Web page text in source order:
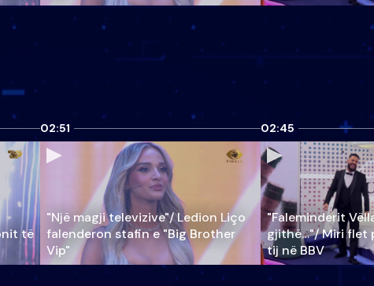
të
02:51
"Një magji televizive"/ Ledion Liço
falenderon stafin e "Big Brother
Vip"
02:45
"Faleminderit
gjithë…"/ Miri flet
tij në BBV